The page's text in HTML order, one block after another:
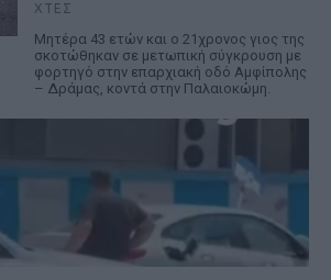
ΧΤΕΣ
Μητέρα 43 ετών και ο 21χρονος γιος της
σκοτώθηκαν σε μετωπική σύγκρουση με
φορτηγό στην επαρχιακή οδό Αμφίπολης
– Δράμας, κοντά στην Παλαιοκώμη.